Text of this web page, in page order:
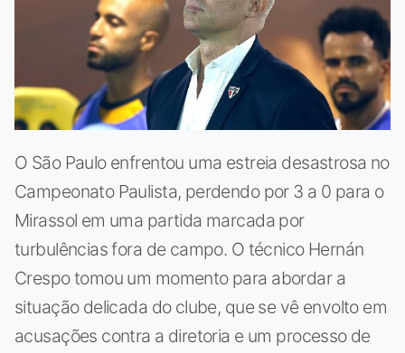
O São Paulo enfrentou uma estreia desastrosa no
Campeonato Paulista, perdendo por 3 a 0 para o
Mirassol em uma partida marcada por
turbulências fora de campo. O técnico Hernán
Crespo tomou um momento para abordar a
situação delicada do clube, que se vê envolto em
acusações contra a diretoria e um processo de